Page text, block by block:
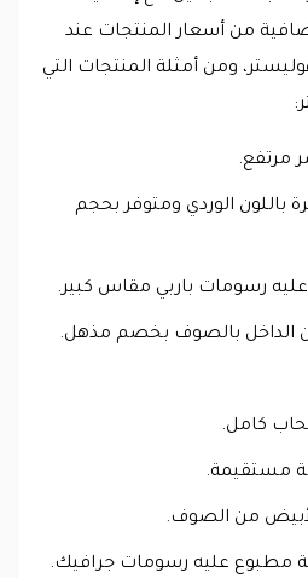
من أسعار المنتجات عند
ومن أمثلة المنتجات التي
مرتفع.
باللون الوردي ومتوفر بحجم
رسومات باربي مقاس كبير.
بالصوف بخصم مذهل.
كامل.
مستقيمة.
من الصوف.
مطبوع عليه رسومات جرافيك.